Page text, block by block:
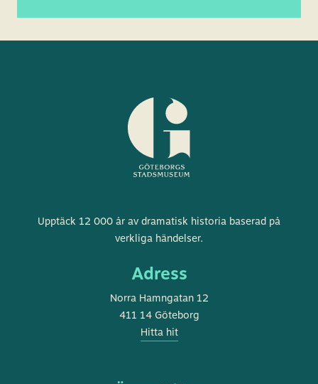
Göteborgs
stadsmuseum
Upptäck 12 000 år av dramatisk historia baserad på
verkliga händelser.
Adress
Norra Hamngatan 12
411 14 Göteborg
Hitta hit